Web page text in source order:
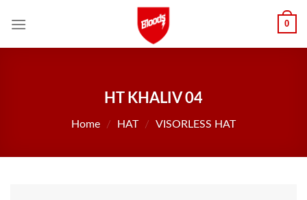
0
HT KHALIV 04
Home / HAT / VISORLESS HAT